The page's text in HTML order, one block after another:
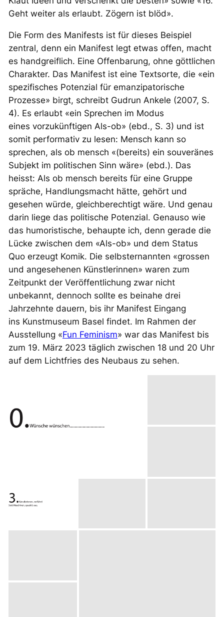
Geht weiter als erlaubt. Zögern ist blöd».
Die Form des Manifests ist für dieses Beispiel
zentral, denn ein Manifest legt etwas offen, macht
es handgreiflich. Eine Offenbarung, ohne göttlichen
Charakter. Das Manifest ist eine Textsorte, die «ein
spezifisches Potenzial für emanzipatorische
Prozesse» birgt, schreibt Gudrun Ankele (2007, S.
4). Es erlaubt «ein Sprechen im Modus
eines vorzukünftigen Als-ob» (ebd., S. 3) und ist
somit performativ zu lesen: Mensch kann so
sprechen, als ob mensch «(bereits) ein souveränes
Subjekt im politischen Sinn wäre» (ebd.). Das
heisst: Als ob mensch bereits für eine Gruppe
spräche, Handlungsmacht hätte, gehört und
gesehen würde, gleichberechtigt wäre. Und genau
darin liege das politische Potenzial. Genauso wie
das humoristische, behaupte ich, denn gerade die
Lücke zwischen dem «Als-ob» und dem Status
Quo erzeugt Komik. Die selbsternannten «grossen
und angesehenen Künstlerinnen» waren zum
Zeitpunkt der Veröffentlichung zwar nicht
unbekannt, dennoch sollte es beinahe drei
Jahrzehnte dauern, bis ihr Manifest Eingang
ins Kunstmuseum Basel findet. Im Rahmen der
Ausstellung «Fun Feminism» war das Manifest bis
zum 19. März 2023 täglich zwischen 18 und 20 Uhr
auf dem Lichtfries des Neubaus zu sehen.